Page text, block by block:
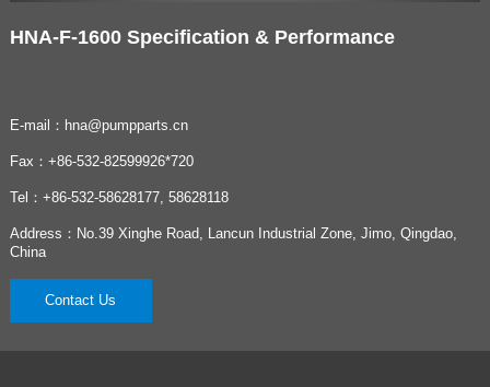
HNA-F-1600 Specification & Performance
E-mail：hna@pumpparts.cn
Fax：+86-532-82599926*720
Tel：+86-532-58628177, 58628118
Address：No.39 Xinghe Road, Lancun Industrial Zone, Jimo, Qingdao,
China
Contact Us